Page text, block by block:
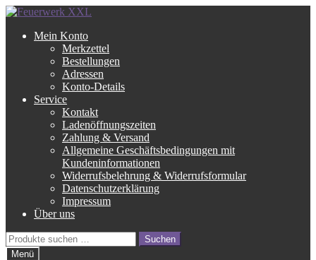
Zur
springen
Zum
springenMein Konto
Merkzettel
Bestellungen
Adressen
Konto-Details
Service
Kontakt
Ladenöffnungszeiten
Zahlung & Versand
Allgemeine Geschäftsbedingungen mit
Kundeninformationen
Widerrufsbelehrung & Widerrufsformular
Datenschutzerklärung
Impressum
Über uns
Suche
nach:
Suchen
Menü